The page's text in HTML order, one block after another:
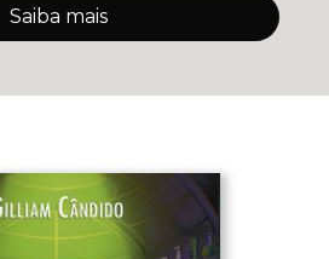
Saiba mais